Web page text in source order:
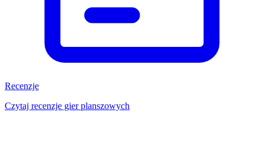
Recenzje
Czytaj recenzje gier planszowych